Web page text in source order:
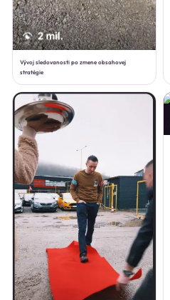
Vývoj sledovanosti po zmene obsahovej
stratégie